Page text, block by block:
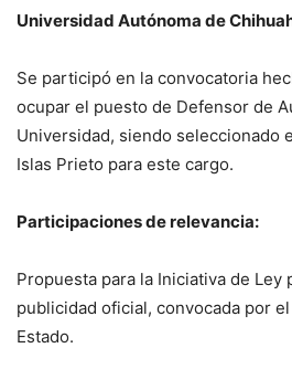
Universidad Autónoma de
Se participó en la convocatoria
ocupar el puesto de Defensor de
Universidad, siendo seleccionado
Islas Prieto para este cargo.
Participaciones de relevancia:
Propuesta para la Iniciativa de Ley
publicidad oficial, convocada por
Estado.